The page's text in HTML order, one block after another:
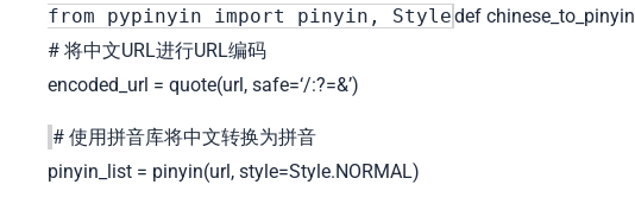
from pypinyin import pinyin, Styledef chinese_to_pinyin
# 将中文URL进行URL编码
encoded_url = quote(url, safe=‘/:?=&’)
# 使用拼音库将中文转换为拼音
pinyin_list = pinyin(url, style=Style.NORMAL)